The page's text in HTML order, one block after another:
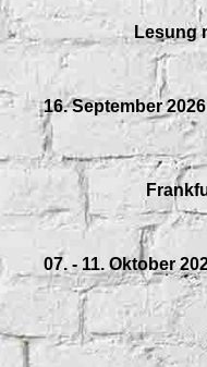
Lesung
16. September 2026
07. - 11. Oktober